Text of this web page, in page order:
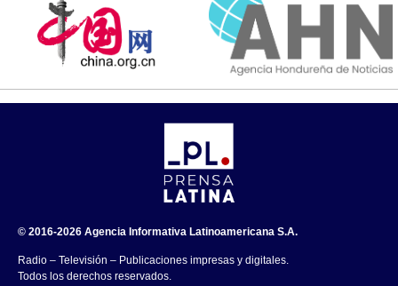
© 2016-2026 Agencia Informativa Latinoamericana S.A.
Radio – Televisión – Publicaciones impresas y digitales.
Todos los derechos reservados.